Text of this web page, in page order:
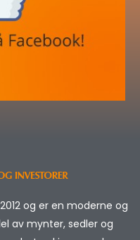
og er en moderne og
av mynter, sedler og